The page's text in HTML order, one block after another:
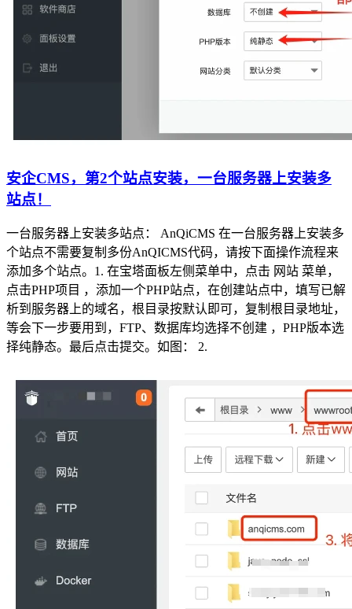
安企CMS，第2个站点安装，一台服务器上安装多
站点！
一台服务器上安装多站点： AnQiCMS 在一台服务器上安装多
个站点不需要复制多份AnQICMS代码，请按下面操作流程来
添加多个站点。1. 在宝塔面板左侧菜单中，点击 网站 菜单，
点击PHP项目 ，添加一个PHP站点，在创建站点中，填写已解
析到服务器上的域名，根目录按默认即可，复制根目录地址，
等会下一步要用到，FTP、数据库均选择不创建 ，PHP版本选
择纯静态。最后点击提交。如图： 2.